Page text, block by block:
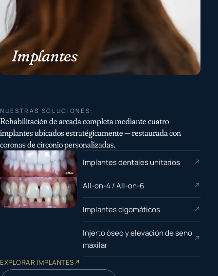
Implantes
NUESTRAS SOLUCIONES:
Rehabilitación de arcada completa mediante cuatro
implantes ubicados estratégicamente — restaurada con
coronas de circonio personalizadas.
Implantes dentales unitarios ↗
All-on-4 / All-on-6 ↗
Implantes cigomáticos ↗
Injerto óseo y elevación de seno
maxilar
↗
EXPLORAR IMPLANTES ↗